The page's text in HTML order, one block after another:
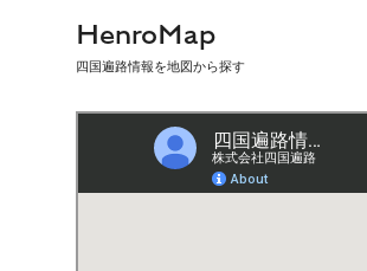
HenroMap
四国遍路情報を地図から探す